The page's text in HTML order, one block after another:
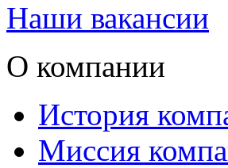
Наши вакансии
О компании
История
Миссия